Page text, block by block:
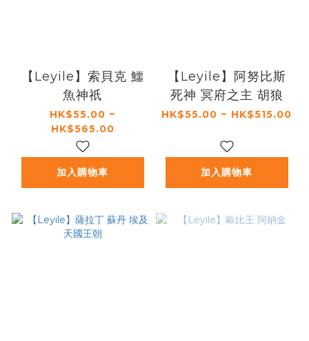
【Leyile】索貝克 鱷
魚神祇
HK$55.00 ~
HK$565.00
加入購物車
【Leyile】阿努比斯
死神 冥府之主 胡狼
HK$55.00 ~ HK$515.00
加入購物車